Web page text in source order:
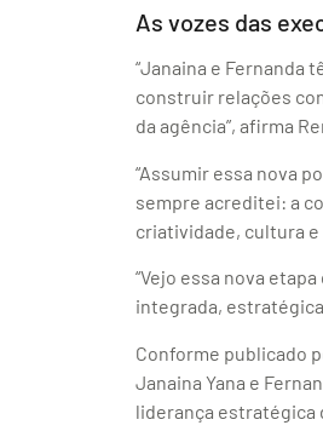
As vozes das
“Janaina e Fernanda
construir relações
da agência”, afirma
“Assumir essa nova
sempre acreditei: a
criatividade, cultura e
“Vejo essa nova
integrada,
Conforme publicado
Janaina Yana e
liderança estratégica